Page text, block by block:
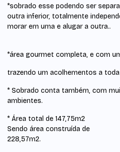
*sobrado esse podendo ser
outra inferior, totalmente
morar em uma e alugar a outra..
*área gourmet completa, e com
trazendo um acolhementos a toda
* Sobrado conta também, com
ambientes.
* Área total de 147,75m2
Sendo área construída de
228,57m2.